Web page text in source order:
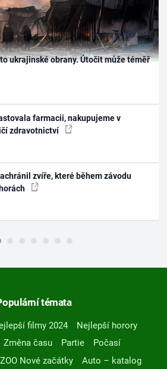
ukrajinské obrany. Útočit může téměř
farmacii, nakupujeme v
zdravotnictví
zvíře, které během závodu
témata
filmy 2024
Nejlepší horory
Změna času Partie
Počasí
ZOO Nové začátky
Auto – katalog